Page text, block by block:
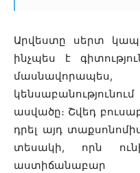
Արվեստը սերտ
ինչպես է
ասվածը։ Շվեդ
դրել այդ
տեսակի, որն